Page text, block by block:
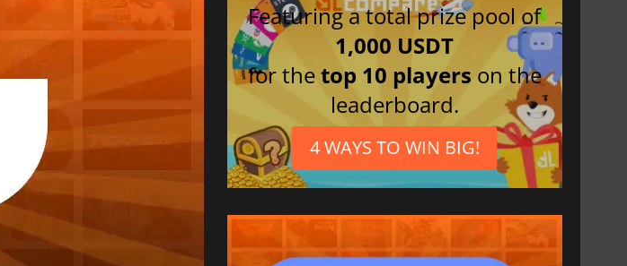
Featuring a total prize pool of
1,000 USDT
for thetop 10 players on the
leaderboard.
4 WAYS TO WIN BIG!